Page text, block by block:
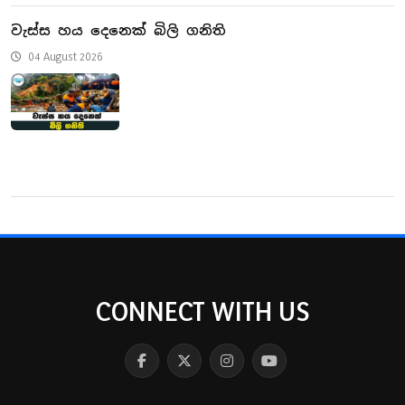
වැස්ස හය දෙනෙක් බිලි ගනිති
04 August 2026
CONNECT WITH US